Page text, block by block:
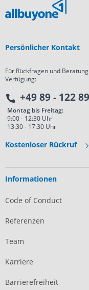
Persönlicher Kontakt
Für Rückfragen und
Verfügung:
+49 89 - 122
Montag bis Freitag:
9:00 - 12:30 Uhr
13:30 - 17:30 Uhr
Kostenloser Rückruf
Informationen
Code of Conduct
Referenzen
Team
Karriere
Barrierefreiheit